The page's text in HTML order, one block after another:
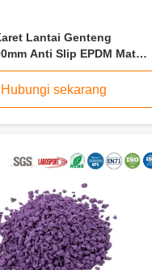
Lantai Genteng
Anti Slip EPDM Mat
Hubungi sekarang
Daun Daun